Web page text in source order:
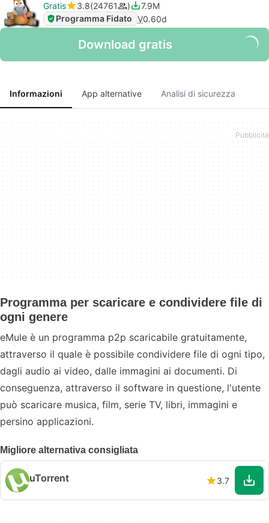
Gratis
3.8 24761
7.9M
Programma Fidato V0.60d
Download gratis
Informazioni App alternative Analisi di sicurezza
Programma per scaricare e condividere file di
ogni genere
eMule è un programma p2p scaricabile gratuitamente,
attraverso il quale è possibile condividere file di ogni tipo,
dagli audio ai video, dalle immagini ai documenti. Di
conseguenza, attraverso il software in questione, l'utente
può scaricare musica, film, serie TV, libri, immagini e
persino applicazioni.
Migliore alternativa consigliata
uTorrent 3.7